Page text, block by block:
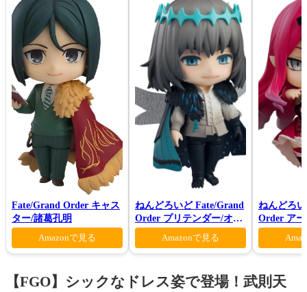
Fate/Grand Order キャス
ター/諸葛孔明
Amazonで見る
ねんどろいど Fate/Grand
Order プリテンダー/オベ
ロン ヴォーティガーン
Amazonで見る
ねんどろ
Order ア
ァン シー
【FGO】シックなドレス姿で登場！武則天